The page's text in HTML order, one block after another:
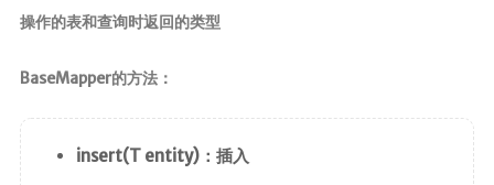
操作的表和查询时返回的类型
BaseMapper的方法：
insert(T entity)：插入